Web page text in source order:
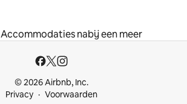
Accommodaties nabij een meer
© 2026 Airbnb, Inc.
Privacy
Voorwaarden